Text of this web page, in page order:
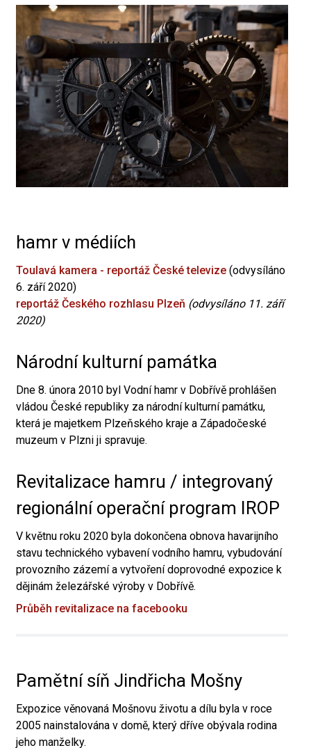
hamr v médiích
Toulavá kamera - reportáž České televize (odvysíláno
6. září 2020)
reportáž Českého rozhlasu Plzeň (odvysíláno 11. září
2020)
Národní kulturní památka
Dne 8. února 2010 byl Vodní hamr v Dobřívě prohlášen
vládou České republiky za národní kulturní památku,
která je majetkem Plzeňského kraje a Západočeské
muzeum v Plzni ji spravuje.
Revitalizace hamru / integrovaný
regionální operační program IROP
V květnu roku 2020 byla dokončena obnova havarijního
stavu technického vybavení vodního hamru, vybudování
provozního zázemí a vytvoření doprovodné expozice k
dějinám železářské výroby v Dobřívě.
Průběh revitalizace na facebooku
Pamětní síň Jindřicha Mošny
Expozice věnovaná Mošnovu životu a dílu byla v roce
2005 nainstalována v domě, který dříve obývala rodina
jeho manželky.